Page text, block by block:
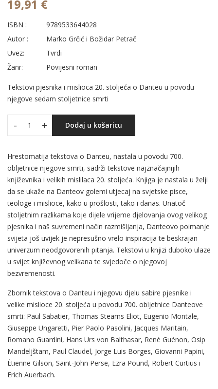
19,91 €
ISBN :
9789533644028
Autor :
Marko Grčić i Božidar Petrač
Uvez:
Tvrdi
Žanr:
Povijesni roman
Tekstovi pjesnika i mislioca 20. stoljeća o Danteu u povodu
njegove sedam stoljetnice smrti
- + Dodaj u košaricu
Hrestomatija tekstova o Danteu, nastala u povodu 700.
obljetnice njegove smrti, sadrži tekstove najznačajnijih
književnika i velikih mislilaca 20. stoljeća. Knjiga je nastala u želji
da se ukaže na Danteov golemi utjecaj na svjetske pisce,
teologe i mislioce, kako u prošlosti, tako i danas. Unatoč
stoljetnim razlikama koje dijele vrijeme djelovanja ovog velikog
pjesnika i naš suvremeni način razmišljanja, Danteovo poimanje
svijeta još uvijek je nepresušno vrelo inspiracija te beskrajan
univerzum neodgovorenih pitanja. Tekstovi u knjizi duboko ulaze
u svijet književnog velikana te svjedoče o njegovoj
bezvremenosti.
Zbornik tekstova o Danteu i njegovu djelu sabire pjesnike i
velike mislioce 20. stoljeća u povodu 700. obljetnice Danteove
smrti: Paul Sabatier, Thomas Stearns Eliot, Eugenio Montale,
Giuseppe Ungaretti, Pier Paolo Pasolini, Jacques Maritain,
Romano Guardini, Hans Urs von Balthasar, René Guénon, Osip
Mandeljštam, Paul Claudel, Jorge Luis Borges, Giovanni Papini,
Étienne Gilson, Saint-John Perse, Ezra Pound, Robert Curtius i
Erich Auerbach.